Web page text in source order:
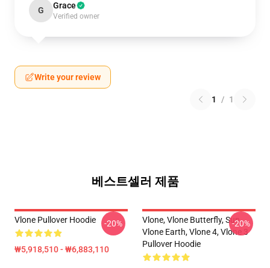
G Grace
Verified owner
Write your review
1 / 1
베스트셀러 제품
Vlone Pullover Hoodie
₩5,918,510 - ₩6,883,110
-20%
Vlone, Vlone Butterfly, Sun,
Vlone Earth, Vlone 4, Vlone 3
Pullover Hoodie
-20%